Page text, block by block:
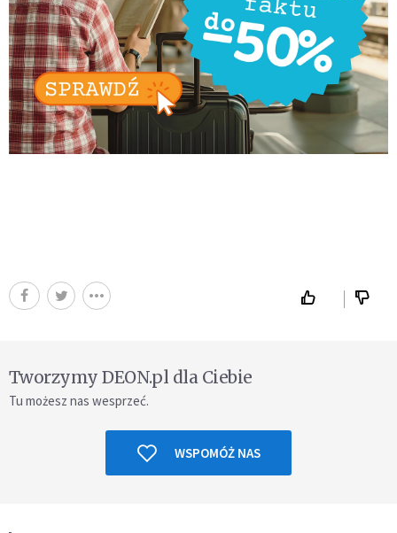
Tworzymy DEON.pl dla Ciebie
Tu możesz nas wesprzeć.
WSPOMÓŻ NAS